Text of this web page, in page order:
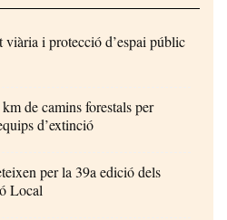
viària i protecció d’espai públic
de camins forestals per
d’extinció
per la 39a edició dels
Local